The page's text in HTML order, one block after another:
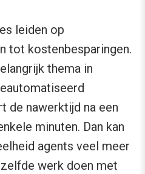
leiden op
tot kostenbesparingen.
thema in
de nawerktijd na een
minuten. Dan kan
agents veel meer
werk doen met